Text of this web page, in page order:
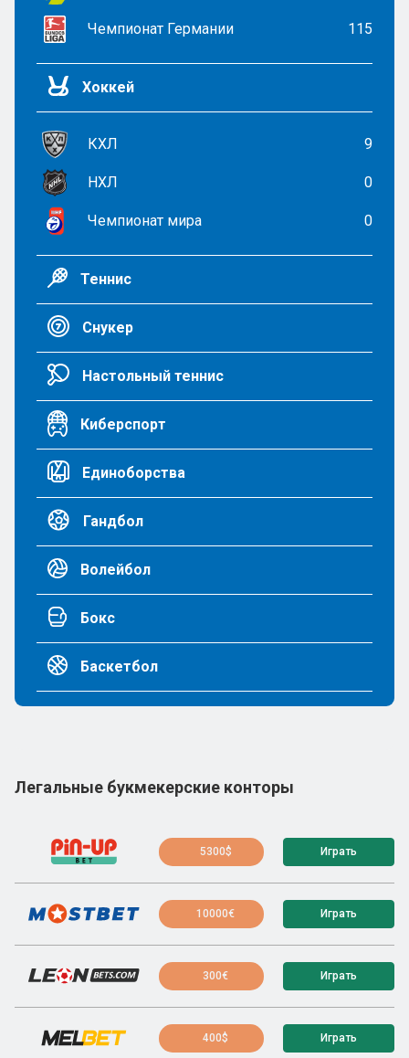
Чемпионат Германии 115
Хоккей
КХЛ 9
НХЛ 0
Чемпионат мира 0
Теннис
Снукер
Настольный теннис
Киберспорт
Единоборства
Гандбол
Волейбол
Бокс
Баскетбол
Легальные букмекерские конторы
5300$ Играть
10000€ Играть
300€ Играть
400$ Играть